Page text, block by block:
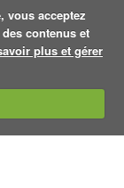
vous acceptez
contenus et
plus et gérer